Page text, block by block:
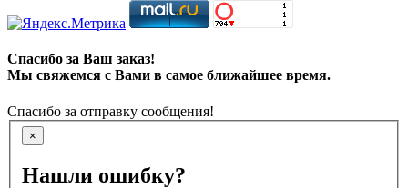
Спасибо за Ваш заказ!
Мы свяжемся с Вами в самое ближайшее время.
Спасибо за отправку сообщения!
×
Нашли ошибку?